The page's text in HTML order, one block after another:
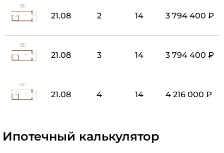
21.08 2 14 3 794 400 ₽
21.08 3 14 3 794 400 ₽
21.08 4 14 4 216 000 ₽
Ипотечный калькулятор